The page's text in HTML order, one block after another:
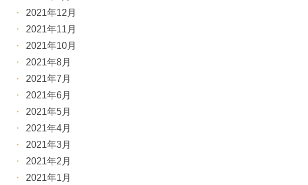
2021年12月
2021年11月
2021年10月
2021年8月
2021年7月
2021年6月
2021年5月
2021年4月
2021年3月
2021年2月
2021年1月